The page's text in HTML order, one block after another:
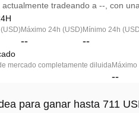
tradeando a --, con
Máximo 24h (USD)
--
Mínimo 24h
--
mercado completamente diluida
--
para ganar hasta 711